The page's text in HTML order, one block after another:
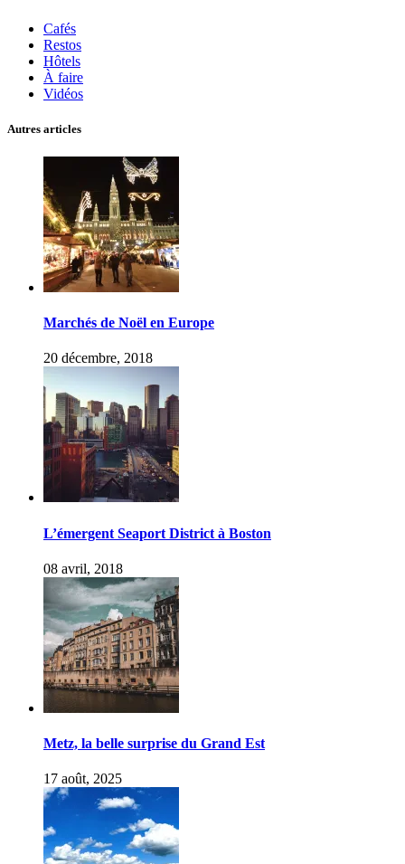
Cafés
Restos
Hôtels
À faire
Vidéos
Autres articles
Marchés de Noël en Europe
20 décembre, 2018
L’émergent Seaport District à Boston
08 avril, 2018
Metz, la belle surprise du Grand Est
17 août, 2025